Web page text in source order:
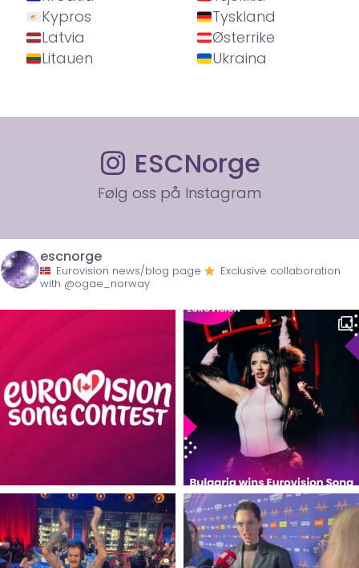
Kypros
Latvia
Litauen
Tyskland
Østerrike
Ukraina
ESCNorge
Følg oss på Instagram
escnorge
Eurovision news/blog page
Exclusive collaboration
with @ogae_norway